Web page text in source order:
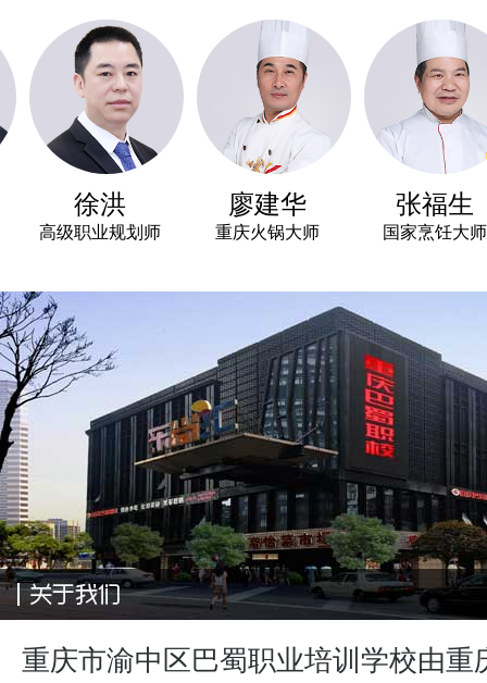
徐洪
级职业规划师
廖建华
重庆火锅大师
张福生
国家烹饪大师
重庆市渝中区巴蜀职业培训学校由重